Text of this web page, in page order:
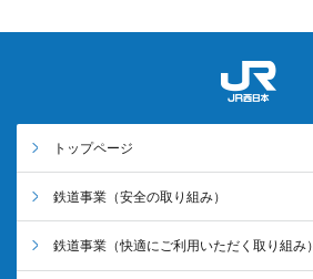
トップページ
鉄道事業 （安全の取り組み）
鉄道事業 （快適にご利用いただく取り組み）